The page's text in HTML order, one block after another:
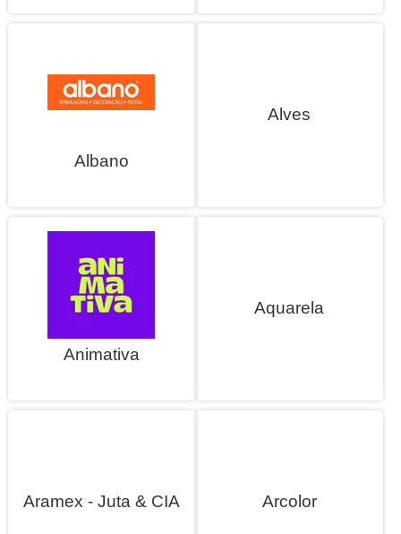
Albano
Alves
Animativa
Aquarela
Aramex - Juta & CIA Arcolor